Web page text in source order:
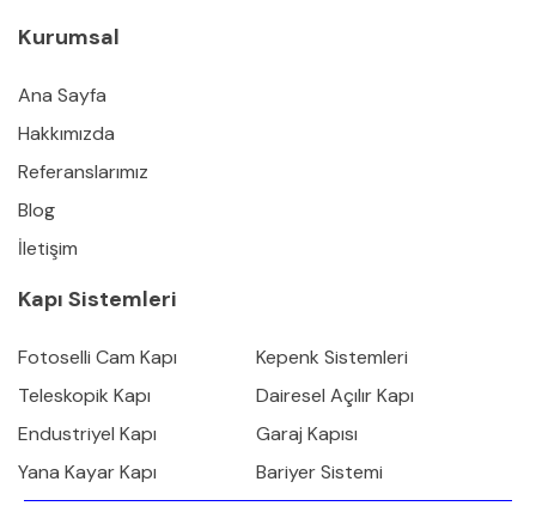
Kurumsal
Ana Sayfa
Hakkımızda
Referanslarımız
Blog
İletişim
Kapı Sistemleri
Fotoselli Cam Kapı
Teleskopik Kapı
Endustriyel Kapı
Yana Kayar Kapı
Kepenk Sistemleri
Dairesel Açılır Kapı
Garaj Kapısı
Bariyer Sistemi